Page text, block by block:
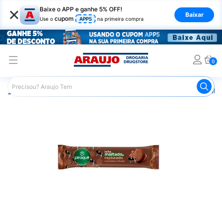
× Baixe o APP e ganhe 5% OFF!
Use o cupom APP5 na primeira compra
Baixar
0
Araujo Mercado Biscoito e